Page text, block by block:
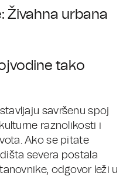
Živahna urbana
tako
savršenu spoj
raznolikosti i
Ako se pitate
severa postala
odgovor leži u